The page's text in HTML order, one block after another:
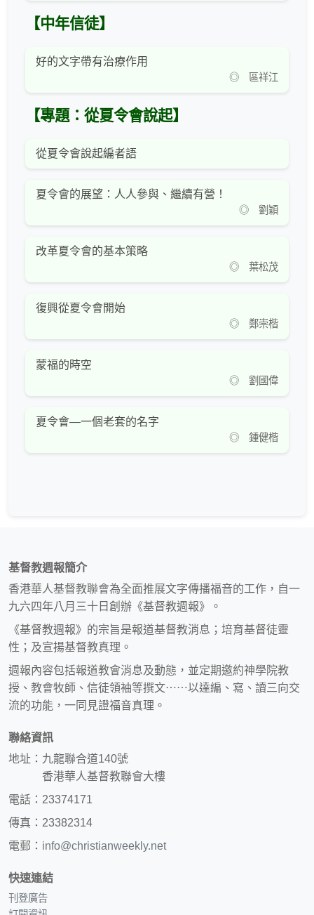
【中年信徒】
好的文字帶有治療作用
◎ 區祥江
【專題：從夏令會說起】
從夏令會說起編者語
夏令會的展望：人人參與、繼續有營！
◎ 劉穎
改革夏令會的基本策略
◎ 葉松茂
復興從夏令會開始
◎ 鄭崇楷
蒙福的時空
◎ 劉國偉
夏令會—一個老套的名字
◎ 鍾健楷
基督教週報簡介
香港華人基督教聯會為全面推展文字傳播福音的工作，自一
九六四年八月三十日創辦《基督教週報》。
《基督教週報》的宗旨是報道基督教消息；培育基督徒靈
性；及宣揚基督教真理。
週報內容包括報道教會消息及動態，並定期邀約神學院教
授、教會牧師、信徒領袖等撰文⋯⋯以達編、寫、讀三向交
流的功能，一同見證福音真理。
聯絡資訊
地址：九龍聯合道140號
香港華人基督教聯會大樓
電話：23374171
傳真：23382314
電郵： info@christianweekly.net
快速連結
刊登廣告